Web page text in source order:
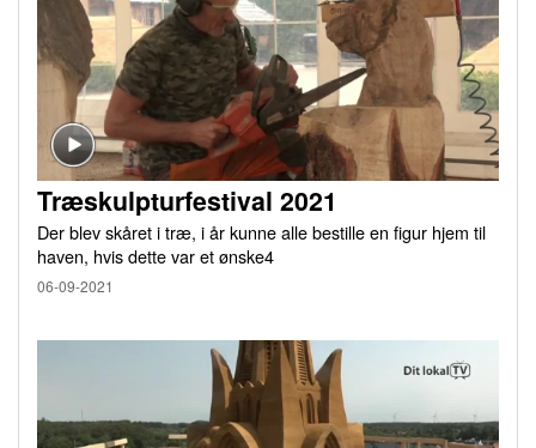
Træskulpturfestival 2021
Der blev skåret i træ, i år kunne alle bestille en figur hjem til
haven, hvis dette var et ønske4
06-09-2021